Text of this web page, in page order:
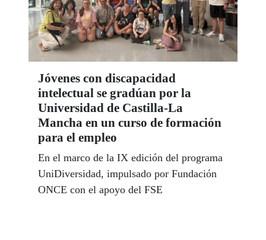
Jóvenes con discapacidad
intelectual se gradúan por la
Universidad de Castilla-La
Mancha en un curso de formación
para el empleo
En el marco de la IX edición del programa
UniDiversidad, impulsado por Fundación
ONCE con el apoyo del FSE